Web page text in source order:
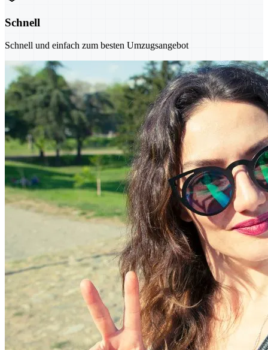
Schnell
Schnell und einfach zum besten Umzugsangebot